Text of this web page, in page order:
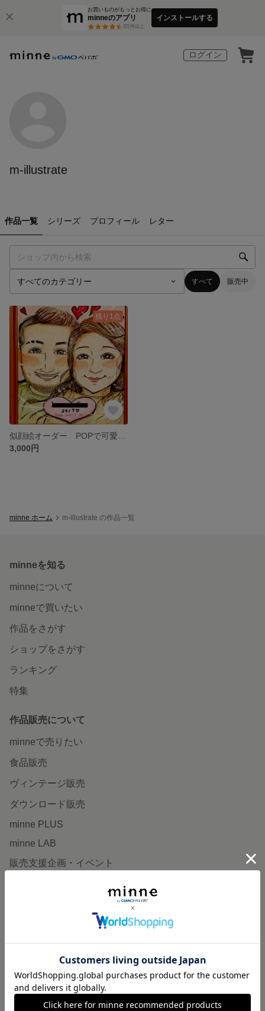
お買いものがもっとお得に
minneのアプリ
3万件以上
インストールする
ログイン
m-illustrate
作品一覧 シリーズ プロフィール レター
すべて 販売中
残り1点
3,000円
minne ホーム m-illustrate の作品一覧
minneを知る
minneについて
minneで買いたい
作品をさがす
ショップをさがす
ランキング
特集
作品販売について
minneで売りたい
食品販売
ヴィンテージ販売
ダウンロード販売
minne PLUS
minne LAB
販売支援企画・イベント
minneとものづくりと
minneの本
企業の方へ